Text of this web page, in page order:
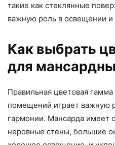
такие как стеклянные
важную роль в освещении
Как выбрать
для
Правильная цветовая
помещений играет важную
гармонии. Мансарда имеет
неровные стены, большие